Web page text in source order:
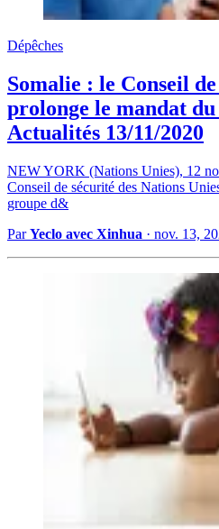
Dépêches
Somalie : le Conseil
prolonge le mandat
Actualités 13/11/2020
NEW YORK (Nations Unies), 12
Conseil de sécurité des Nations
groupe d&
ParYeclo avec Xinhua · nov. 13,